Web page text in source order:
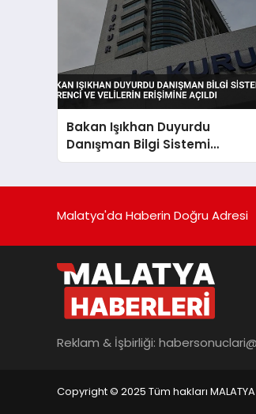
Bakan Işıkhan Duyurdu
Danışman Bilgi Sistemi
Öğrenci ve Velilerin Erişimine
Malatya'da Haberin Doğru Adresi
Reklam & İşbirliği:
Copyright © 2025 Tüm hakları MALATYA